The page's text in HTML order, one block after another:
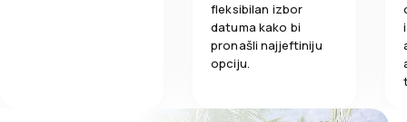
2,0
fleksibilan izbor
datuma kako bi
pronašli najjeftiniju
opciju.